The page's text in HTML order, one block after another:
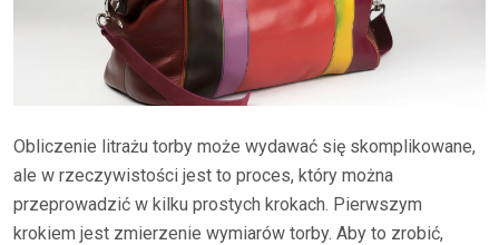
Obliczenie litrażu torby może wydawać się skomplikowane,
ale w rzeczywistości jest to proces, który można
przeprowadzić w kilku prostych krokach. Pierwszym
krokiem jest zmierzenie wymiarów torby. Aby to zrobić,